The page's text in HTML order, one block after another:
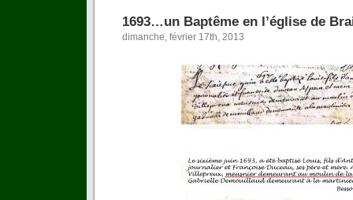
1693…un Baptême en l’église de
dimanche, février 17th, 2013